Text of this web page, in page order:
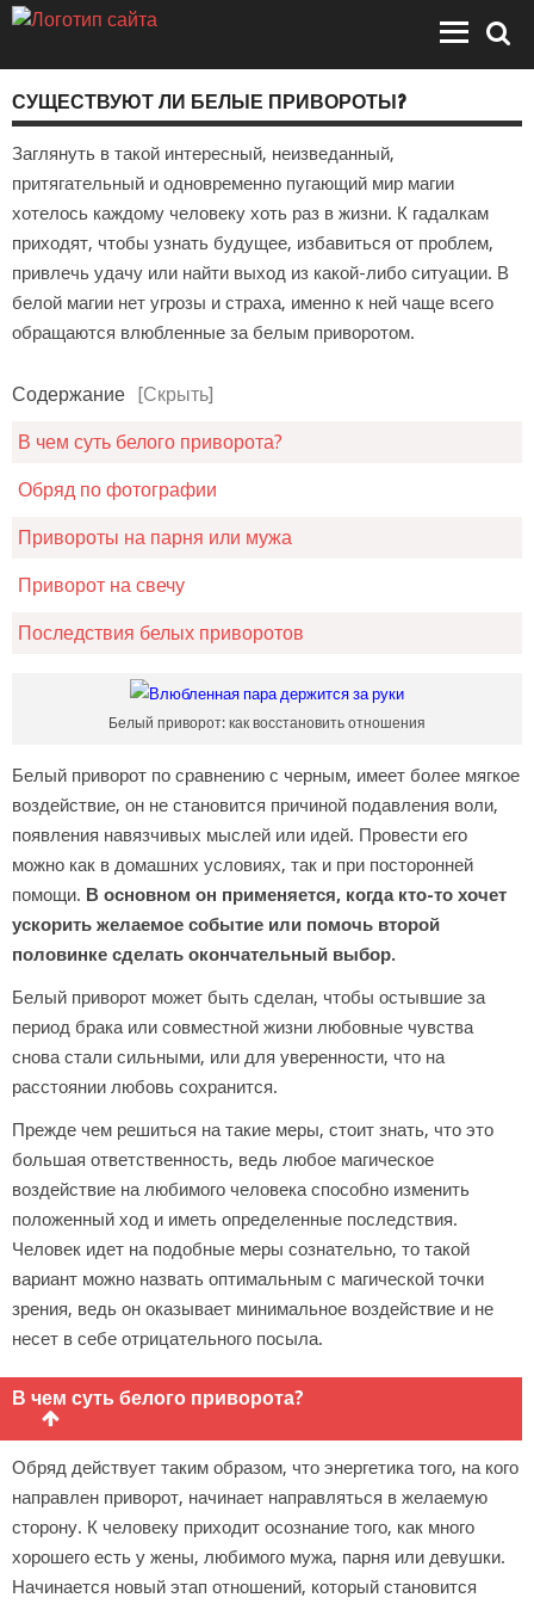
СУЩЕСТВУЮТ ЛИ БЕЛЫЕ ПРИВОРОТЫ?
Заглянуть в такой интересный, неизведанный,
притягательный и одновременно пугающий мир магии
хотелось каждому человеку хоть раз в жизни. К гадалкам
приходят, чтобы узнать будущее, избавиться от проблем,
привлечь удачу или найти выход из какой-либо ситуации. В
белой магии нет угрозы и страха, именно к ней чаще всего
обращаются влюбленные за белым приворотом.
Содержание [Скрыть]
В чем суть белого приворота?
Обряд по фотографии
Привороты на парня или мужа
Приворот на свечу
Последствия белых приворотов
Белый приворот: как восстановить отношения
Белый приворот по сравнению с черным, имеет более мягкое
воздействие, он не становится причиной подавления воли,
появления навязчивых мыслей или идей. Провести его
можно как в домашних условиях, так и при посторонней
помощи. В основном он применяется, когда кто-то хочет
ускорить желаемое событие или помочь второй
половинке сделать окончательный выбор.
Белый приворот может быть сделан, чтобы остывшие за
период брака или совместной жизни любовные чувства
снова стали сильными, или для уверенности, что на
расстоянии любовь сохранится.
Прежде чем решиться на такие меры, стоит знать, что это
большая ответственность, ведь любое магическое
воздействие на любимого человека способно изменить
положенный ход и иметь определенные последствия.
Человек идет на подобные меры сознательно, то такой
вариант можно назвать оптимальным с магической точки
зрения, ведь он оказывает минимальное воздействие и не
несет в себе отрицательного посыла.
В чем суть белого приворота?
Обряд действует таким образом, что энергетика того, на кого
направлен приворот, начинает направляться в желаемую
сторону. К человеку приходит осознание того, как много
хорошего есть у жены, любимого мужа, парня или девушки.
Начинается новый этап отношений, который становится